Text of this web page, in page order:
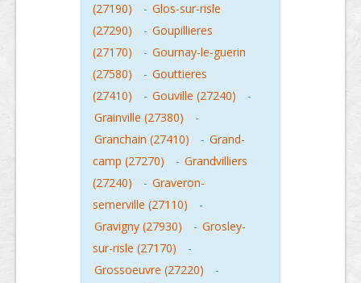
(27190)
- Glos-sur-risle
(27290)
- Goupillieres
(27170)
- Gournay-le-guerin
(27580)
- Gouttieres
(27410)
- Gouville (27240)
-
Grainville (27380)
-
Granchain (27410)
- Grand-
camp (27270)
- Grandvilliers
(27240)
- Graveron-
semerville (27110)
-
Gravigny (27930)
- Grosley-
sur-risle (27170)
-
Grossoeuvre (27220)
-